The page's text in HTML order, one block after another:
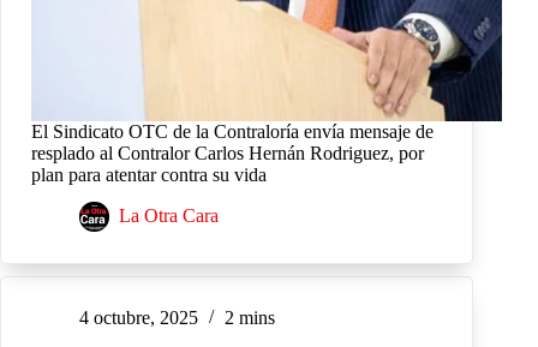
El Sindicato OTC de la Contraloría envía mensaje de
resplado al Contralor Carlos Hernán Rodriguez, por
plan para atentar contra su vida
La Otra Cara
4 octubre, 2025 2 mins